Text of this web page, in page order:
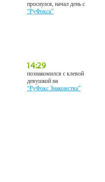
проснулся, начал день с
“РуФокса”
познакомился с клевой
девушкой на
“РуФокс Знакомства”